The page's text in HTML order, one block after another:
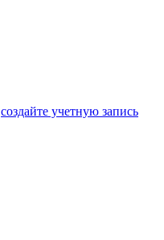
создайте учетную запись